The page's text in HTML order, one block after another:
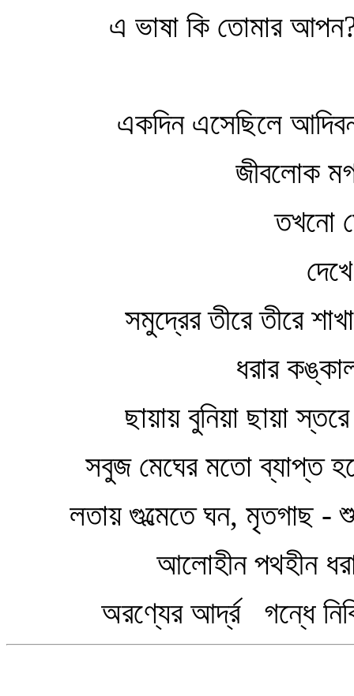
এ ভাষা কি তোমার
একদিন এসেছিলে
জীবলোক মগ্ন
তখনো মেলে
দেখে নি
সমুদ্রের তীরে তীরে শাখায়
ধরার কঙ্কাল
ছায়ায় বুনিয়া ছায়া স্তরে
সবুজ মেঘের মতো ব্যাপ্ত হলে
লতায় গুল্মেতে ঘন, মৃতগাছ -
আলোহীন পথহীন
অরণ্যের আর্দ্র গন্ধে